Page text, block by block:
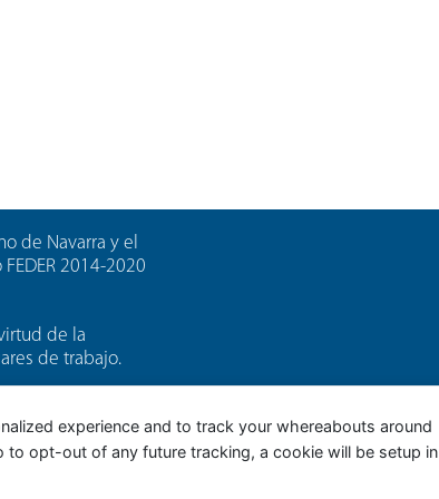
de Navarra y el
2014-2020
de la
de trabajo.
ayuda ha sido
del Programa
experience and to track your whereabouts around
to opt-out of any future tracking, a cookie will be setup in